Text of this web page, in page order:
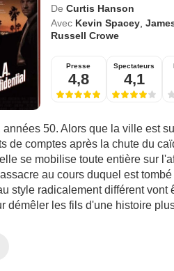
De Curtis Hanson
Avec Kevin Spacey,
Russell Crowe
Presse
4,8
Spectateurs
4,1
années 50. Alors que la ville est
de comptes après la chute du
se mobilise toute entière sur
au cours duquel est
style radicalement différent vont
démêler les fils d'une histoire